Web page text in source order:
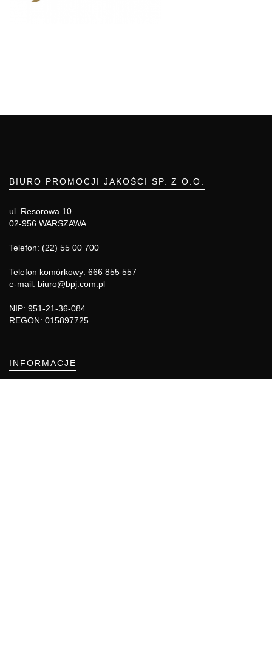
BIURO PROMOCJI JAKOŚCI SP. Z O.O.
ul. Resorowa 10
02-956 WARSZAWA
Telefon: (22) 55 00 700
Telefon komórkowy: 666 855 557
e-mail: biuro@bpj.com.pl
NIP: 951-21-36-084
REGON: 015897725
INFORMACJE